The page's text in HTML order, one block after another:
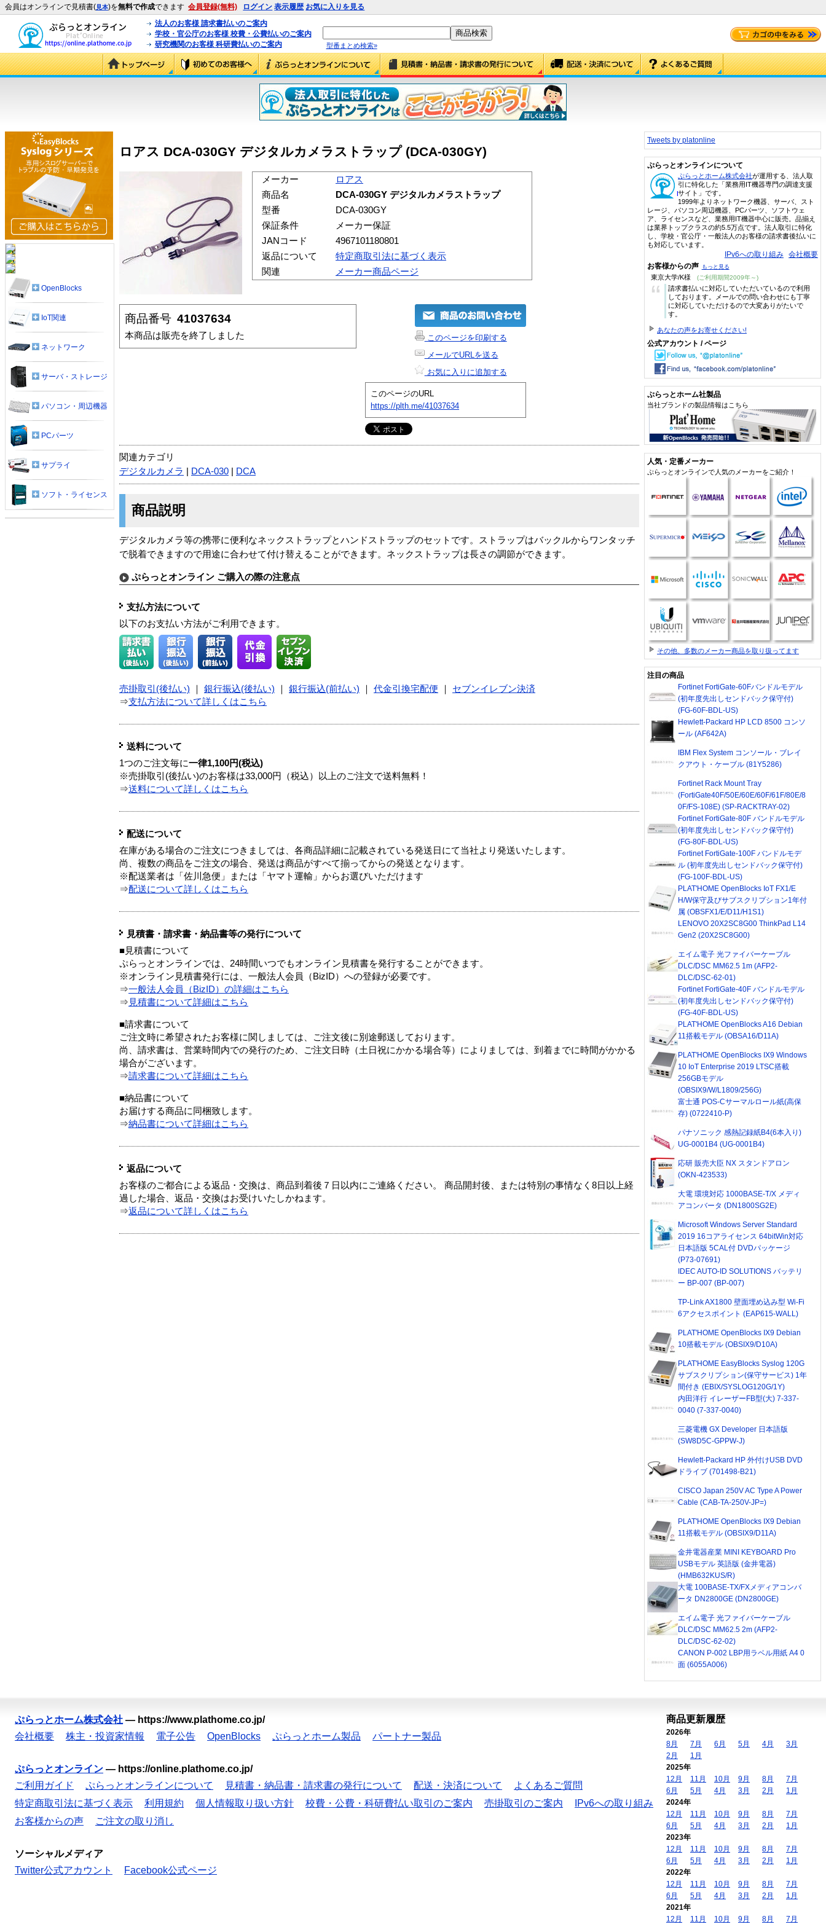
会員はオンラインで見積書(見本)を無料で作成できます 会員登録(無料) ログイン 表示履歴 お気に入りを見る
法人のお客様 請求書払いのご案内
学校・官公庁のお客様 校費・公費払いのご案内
研究機関のお客様 科研費払いのご案内
型番まとめ検索»
ロアス DCA-030GY デジタルカメラストラップ (DCA-030GY)
メーカー
ロアス
商品名
DCA-030GY デジタルカメラストラップ
型番
DCA-030GY
保証条件
メーカー保証
JANコード
4967101180801
返品について
特定商取引法に基づく表示
関連
メーカー商品ページ
商品番号 41037634
本商品は販売を終了しました
このページを印刷する
メールでURLを送る
お気に入りに追加する
このページのURL
https://plth.me/41037634
関連カテゴリ
デジタルカメラ
DCA-030 DCA
商品説明
デジタルカメラ等の携帯に便利なネックストラップとハンドストラップのセットです。ストラップはバックルからワンタッチ
で脱着できますので用途に合わせて付け替えることができます。ネックストラップは長さの調節ができます。
ぷらっとオンライン ご購入の際の注意点
支払方法について
以下のお支払い方法がご利用できます。
売掛取引(後払い) 銀行振込(後払い) 銀行振込(前払い) 代金引換宅配便
セブンイレブン決済
⇒支払方法について詳しくはこちら
送料について
1つのご注文毎に一律1,100円(税込)
※売掛取引(後払い)のお客様は33,000円（税込）以上のご注文で送料無料！
⇒送料について詳しくはこちら
配送について
在庫がある場合のご注文につきましては、各商品詳細に記載されている発送日にて当社より発送いたします。
尚、複数の商品をご注文の場合、発送は商品がすべて揃ってからの発送となります。
※配送業者は「佐川急便」または「ヤマト運輸」からお選びいただけます
⇒配送について詳しくはこちら
見積書・請求書・納品書等の発行について
■見積書について
ぷらっとオンラインでは、24時間いつでもオンライン見積書を発行することができます。
※オンライン見積書発行には、一般法人会員（BizID）への登録が必要です。
⇒一般法人会員（BizID）の詳細はこちら
⇒ 見積書について詳細はこちら
■請求書について
ご注文時に希望されたお客様に関しましては、ご注文後に別途郵送しております。
尚、請求書は、営業時間内での発行のため、ご注文日時（土日祝にかかる場合等）によりましては、到着までに時間がかかる
場合がございます。
⇒請求書について詳細はこちら
■納品書について
お届けする商品に同梱致します。
⇒納品書について詳細はこちら
返品について
お客様のご都合による返品・交換は、商品到着後７日以内にご連絡ください。 商品開封後、または特別の事情なく8日以上経
過した場合、返品・交換はお受けいたしかねます。
⇒返品について詳しくはこちら
OpenBlocks
IoT関連
ネットワーク
サーバ・ストレージ
パソコン・周辺機器
PCパーツ
サプライ
ソフト・ライセンス
Tweets by platonline
ぷらっとオンラインについて
ぷらっとホーム株式会社が運用する、法人取
引に特化した「業務用IT機器専門の調達支援
サイト」です。
1999年よりネットワーク機器、サーバ、スト
レージ、パソコン周辺機器、PCパーツ、ソフトウェ
ア、ライセンスなど、業務用IT機器中心に販売。品揃え
は業界トップクラスの約5.5万点です。法人取引に特化
し、学校・官公庁・一般法人のお客様の請求書後払いに
も対応しています。
IPv6への取り組み 会社概要
お客様からの声 もっと見る
東京大学/K様 (ご利用期間2009年～)
“
請求書払いに対応していただいているので利用
しております。メールでの問い合わせにも丁寧
に対応していただけるので大変ありがたいで
す。
あなたの声をお寄せください!
公式アカウント / ページ
ぷらっとホーム社製品
当社ブランドの製品情報はこちら
人気・定番メーカー
ぷらっとオンラインで人気のメーカーをご紹介！
その他、多数のメーカー商品を取り扱ってます
注目の商品
Fortinet FortiGate-60Fバンドルモデル
(初年度先出しセンドバック保守付)
(FG-60F-BDL-US)
Hewlett-Packard HP LCD 8500 コンソ
ール (AF642A)
IBM Flex System コンソール・ブレイ
クアウト・ケーブル (81Y5286)
Fortinet Rack Mount Tray
(FortiGate40F/50E/60E/60F/61F/80E/8
0F/FS-108E) (SP-RACKTRAY-02)
Fortinet FortiGate-80F バンドルモデル
(初年度先出しセンドバック保守付)
(FG-80F-BDL-US)
Fortinet FortiGate-100F バンドルモデ
ル (初年度先出しセンドバック保守付)
(FG-100F-BDL-US)
PLAT'HOME OpenBlocks IoT FX1/E
H/W保守及びサブスクリプション1年付
属 (OBSFX1/E/D11/H1S1)
LENOVO 20X2SC8G00 ThinkPad L14
Gen2 (20X2SC8G00)
エイム電子 光ファイバーケーブル
DLC/DSC MM62.5 1m (AFP2-
DLC/DSC-62-01)
Fortinet FortiGate-40F バンドルモデル
(初年度先出しセンドバック保守付)
(FG-40F-BDL-US)
PLAT'HOME OpenBlocks A16 Debian
11搭載モデル (OBSA16/D11A)
PLAT'HOME OpenBlocks IX9 Windows
10 IoT Enterprise 2019 LTSC搭載
256GBモデル
(OBSIX9/W/L1809/256G)
富士通 POS-Cサーマルロール紙(高保
存) (0722410-P)
パナソニック 感熱記録紙B4(6本入り)
UG-0001B4 (UG-0001B4)
応研 販売大臣 NX スタンドアロン
(OKN-423533)
大電 環境対応 1000BASE-T/X メディ
アコンバータ (DN1800SG2E)
Microsoft Windows Server Standard
2019 16コアライセンス 64bitWin対応
日本語版 5CAL付 DVDパッケージ
(P73-07691)
IDEC AUTO-ID SOLUTIONS バッテリ
ー BP-007 (BP-007)
TP-Link AX1800 壁面埋め込み型 Wi-Fi
6アクセスポイント (EAP615-WALL)
PLAT'HOME OpenBlocks IX9 Debian
10搭載モデル (OBSIX9/D10A)
PLAT'HOME EasyBlocks Syslog 120G
サブスクリプション(保守サービス) 1年
間付き (EBIX/SYSLOG120G/1Y)
内田洋行 イレーザーFB型(大) 7-337-
0040 (7-337-0040)
三菱電機 GX Developer 日本語版
(SW8D5C-GPPW-J)
Hewlett-Packard HP 外付けUSB DVD
ドライブ (701498-B21)
CISCO Japan 250V AC Type A Power
Cable (CAB-TA-250V-JP=)
PLAT'HOME OpenBlocks IX9 Debian
11搭載モデル (OBSIX9/D11A)
金井電器産業 MINI KEYBOARD Pro
USBモデル 英語版 (金井電器)
(HMB632KUS/R)
大電 100BASE-TX/FXメディアコンバ
ータ DN2800GE (DN2800GE)
エイム電子 光ファイバーケーブル
DLC/DSC MM62.5 2m (AFP2-
DLC/DSC-62-02)
CANON P-002 LBP用ラベル用紙 A4 0
面 (6055A006)
ぷらっとホーム株式会社 — https://www.plathome.co.jp/
会社概要
株主・投資家情報 電子公告 OpenBlocks ぷらっとホーム製品 パートナー製品
ぷらっとオンライン — https://online.plathome.co.jp/
ご利用ガイド
ぷらっとオンラインについて 見積書・納品書・請求書の発行について 配送・決済について
よくあるご質問
特定商取引法に基づく表示
利用規約 個人情報取り扱い方針 校費・公費・科研費払い取引のご案内 売掛取引のご案内
IPv6への取り組み
お客様からの声
ご注文の取り消し
ソーシャルメディア
Twitter公式アカウント
Facebook公式ページ
商品更新履歴
2026年
8月
7月 6月 5月 4月
3月
2月
1月
2025年
12月
11月 10月 9月 8月
7月
6月
5月 4月 3月 2月
1月
2024年
12月
11月 10月 9月 8月
7月
6月
5月 4月 3月 2月
1月
2023年
12月
11月 10月 9月 8月
7月
6月
5月 4月 3月 2月
1月
2022年
12月
11月 10月 9月 8月
7月
6月
5月 4月 3月 2月
1月
2021年
12月
11月 10月 9月 8月
7月